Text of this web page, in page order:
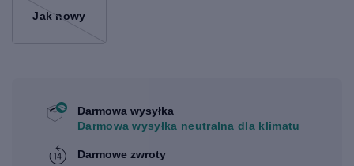
Jak nowy
Darmowa wysyłka
Darmowa wysyłka neutralna dla klimatu
Darmowe zwroty